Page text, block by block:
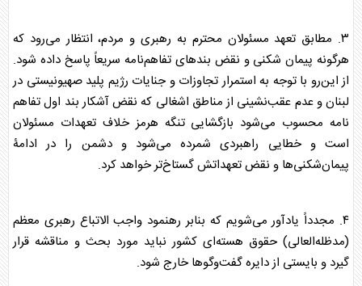
۳. مطابق تعهد مسئولان محترم به رهبری و مردم، انتظار می‌رود که
هرگونه پیمان شکنی و نقض بند‌های تفاهم‌نامه سریعاً پاسخ داده شود.
از این‌رو با توجه به استمرار تجاوزات و جنایات رژیم پلید صهیونیستی در
لبنان و عدم عقب‌نشینی از مناطق اشغالی که نقض آشکار بند اول تفاهم
نامه محسوب می‌شود بازگشایی تنگه هرمز خلاف تعهدات مسئولان
است و خطایی راهبردی شمرده می‌شود و دشمن را در ادامۀ
پیمان‌شکنی‌ها و نقض تعهداتش گستاخ‌تر خواهد کرد.
۴. مجدداً یادآور می‌شویم که بنابر رهنمود واجب الاتباع رهبری معظم
(مدظله‌العالی) حقوق هسته‌ای کشور نباید مورد بحث و مناقشه قرار
گیرد و بایستی از دایره گفت‌و‌گو‌ها خارج شود.